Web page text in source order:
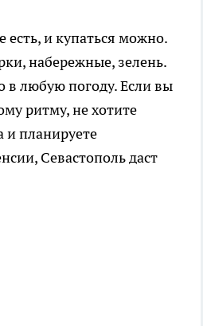
и купаться можно.
набережные, зелень.
в любую погоду. Если вы
ритму, не хотите
и планируете
Севастополь даст